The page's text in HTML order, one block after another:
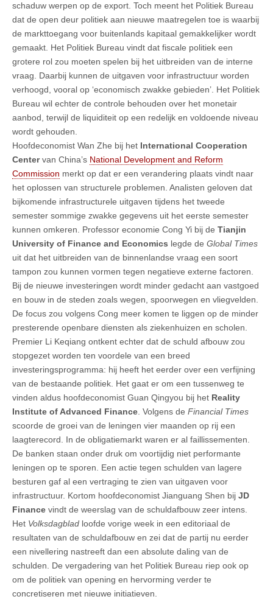
schaduw werpen op de export. Toch meent het Politiek Bureau
dat de open deur politiek aan nieuwe maatregelen toe is waarbij
de markttoegang voor buitenlands kapitaal gemakkelijker wordt
gemaakt. Het Politiek Bureau vindt dat fiscale politiek een
grotere rol zou moeten spelen bij het uitbreiden van de interne
vraag. Daarbij kunnen de uitgaven voor infrastructuur worden
verhoogd, vooral op ‘economisch zwakke gebieden’. Het Politiek
Bureau wil echter de controle behouden over het monetair
aanbod, terwijl de liquiditeit op een redelijk en voldoende niveau
wordt gehouden.
Hoofdeconomist Wan Zhe bij het International Cooperation
Centervan China’s National Development and Reform
Commission merkt op dat er een verandering plaats vindt naar
het oplossen van structurele problemen. Analisten geloven dat
bijkomende infrastructurele uitgaven tijdens het tweede
semester sommige zwakke gegevens uit het eerste semester
kunnen omkeren. Professor economie Cong Yi bij de Tianjin
University of Finance and Economics legde de Global Times
uit dat het uitbreiden van de binnenlandse vraag een soort
tampon zou kunnen vormen tegen negatieve externe factoren.
Bij de nieuwe investeringen wordt minder gedacht aan vastgoed
en bouw in de steden zoals wegen, spoorwegen en vliegvelden.
De focus zou volgens Cong meer komen te liggen op de minder
presterende openbare diensten als ziekenhuizen en scholen.
Premier Li Keqiang ontkent echter dat de schuld afbouw zou
stopgezet worden ten voordele van een breed
investeringsprogramma: hij heeft het eerder over een verfijning
van de bestaande politiek. Het gaat er om een tussenweg te
vinden aldus hoofdeconomist Guan Qingyou bij het Reality
Institute of Advanced Finance. Volgens de Financial Times
scoorde de groei van de leningen vier maanden op rij een
laagterecord. In de obligatiemarkt waren er al faillissementen.
De banken staan onder druk om voortijdig niet performante
leningen op te sporen. Een actie tegen schulden van lagere
besturen gaf al een vertraging te zien van uitgaven voor
infrastructuur. Kortom hoofdeconomist Jianguang Shen bij JD
Finance vindt de weerslag van de schuldafbouw zeer intens.
Het Volksdagblad loofde vorige week in een editoriaal de
resultaten van de schuldafbouw en zei dat de partij nu eerder
een nivellering nastreeft dan een absolute daling van de
schulden. De vergadering van het Politiek Bureau riep ook op
om de politiek van opening en hervorming verder te
concretiseren met nieuwe initiatieven.